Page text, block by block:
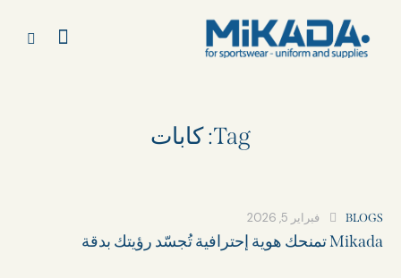
Tag: كابات​
BLOGS فبراير 5, 2026
Mikada تمنحك هوية إحترافية تُجسّد رؤيتك بدقة